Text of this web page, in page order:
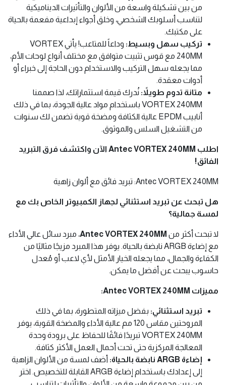
من بين تشكيلة واسعة من الألوان والتأثيرات الديناميكية
لتناسب أسلوبك الشخصي، وخلق أجواء إبداعية مفعمة بالحياة
على مكتبك.
تركيب سهل وبسيط:
وداعاً للمتاعب! يأتي VORTEX
240MM مع قوس تثبيت متوافق مع مختلف أنواع لوحات الأم،
مما يجعله سهل التركيب والاستخدام دون الحاجة إلى خبراء أو
أدوات معقدة.
متانة تدوم طويلاً: نُدرك قيمة استثماراتك، لذا صممنا
VORTEX 240MM باستخدام مواد عالية الجودة، بما في ذلك
أنابيب EPDM عالية الكثافة ومضخة قوية تضمن لك سنوات
من التشغيل السلس والموثوق.
اطلب Antec VORTEX 240MM الآن واكتشف فرق التبريد
الفائق!
Antec VORTEX 240MM: تبريد فائق مع ألوان زاهية
هل تبحث عن تبريد استثنائي لجهاز الكمبيوتر الخاص بك مع
لمسة جمالية؟
لا تبحث أكثر من Antec VORTEX 240MM، مبرد سائل عالي الأداء
مع إضاءة ARGB نابضة بالحياة. يوفر هذا المبرد مزيجًا مثاليًا من
الكفاءة والجمال، مما يجعله الخيار الأمثل لأي لاعب أو مُعدل
حاسوب يبحث عن أفضل ما يمكن.
مميزات Antec VORTEX 240MM:
تبريد استثنائي: بفضل ميزاته المتطورة، بما في ذلك
المروحتين مقاس 120 مم عالية الأداء والمضخة القوية، يوفر
VORTEX 240MM تبريدًا فائقًا للحفاظ على برودة وحدة
المعالجة المركزية حتى تحت أحمال العمل الأكثر كثافة.
إضاءة ARGB نابضة بالحياة:
أضف لمسة من الألوان الزاهية
إلى إعدادك باستخدام إضاءة ARGB القابلة للتخصيص. اختر